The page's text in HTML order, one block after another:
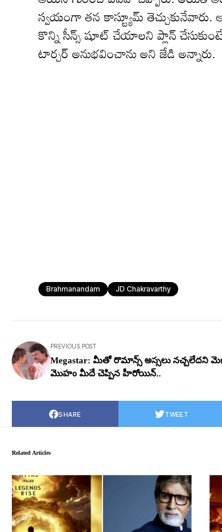
స్వ‌యంగా త‌న కాస్ట్యూమ్
కొన్ని సీన్స్ షూట్ చేయాలని ప్లాన్
టార్చ‌ర్ అనుభ‌వించాను అని జేడి అన్నారు.
Brahmanandam JD Chakravarthy
PREVIOUS POST
Megastar: మీతో రొమాన్స్ అస్సలు నచ్చలేదని
మొహం మీదే చెప్పిన హీరోయిన్..
SHARE TWEET
Related Articles